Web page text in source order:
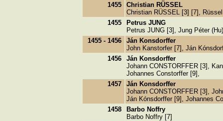
1455
Christian RÜSSEL
Christian RÜSSEL [3] [7],
1455
Petrus JUNG
Petrus JUNG [3], Jung Péter
1455 - 1456
Ján Konsdorffer
John Kanstorfer [7], Ján
1456
Ján Konsdorffer
Johann CONSTORFFER [3],
Johannes Constorffer [9],
1457
Ján Konsdorffer
Johann CONSTORFFER [3],
Ján Kónsdorffer [9], Johannes
1458
Barbo Noffry
Barbo Noffry [7]